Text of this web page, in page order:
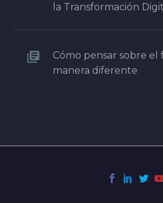
la Transformación
Cómo pensar sobre
manera diferente